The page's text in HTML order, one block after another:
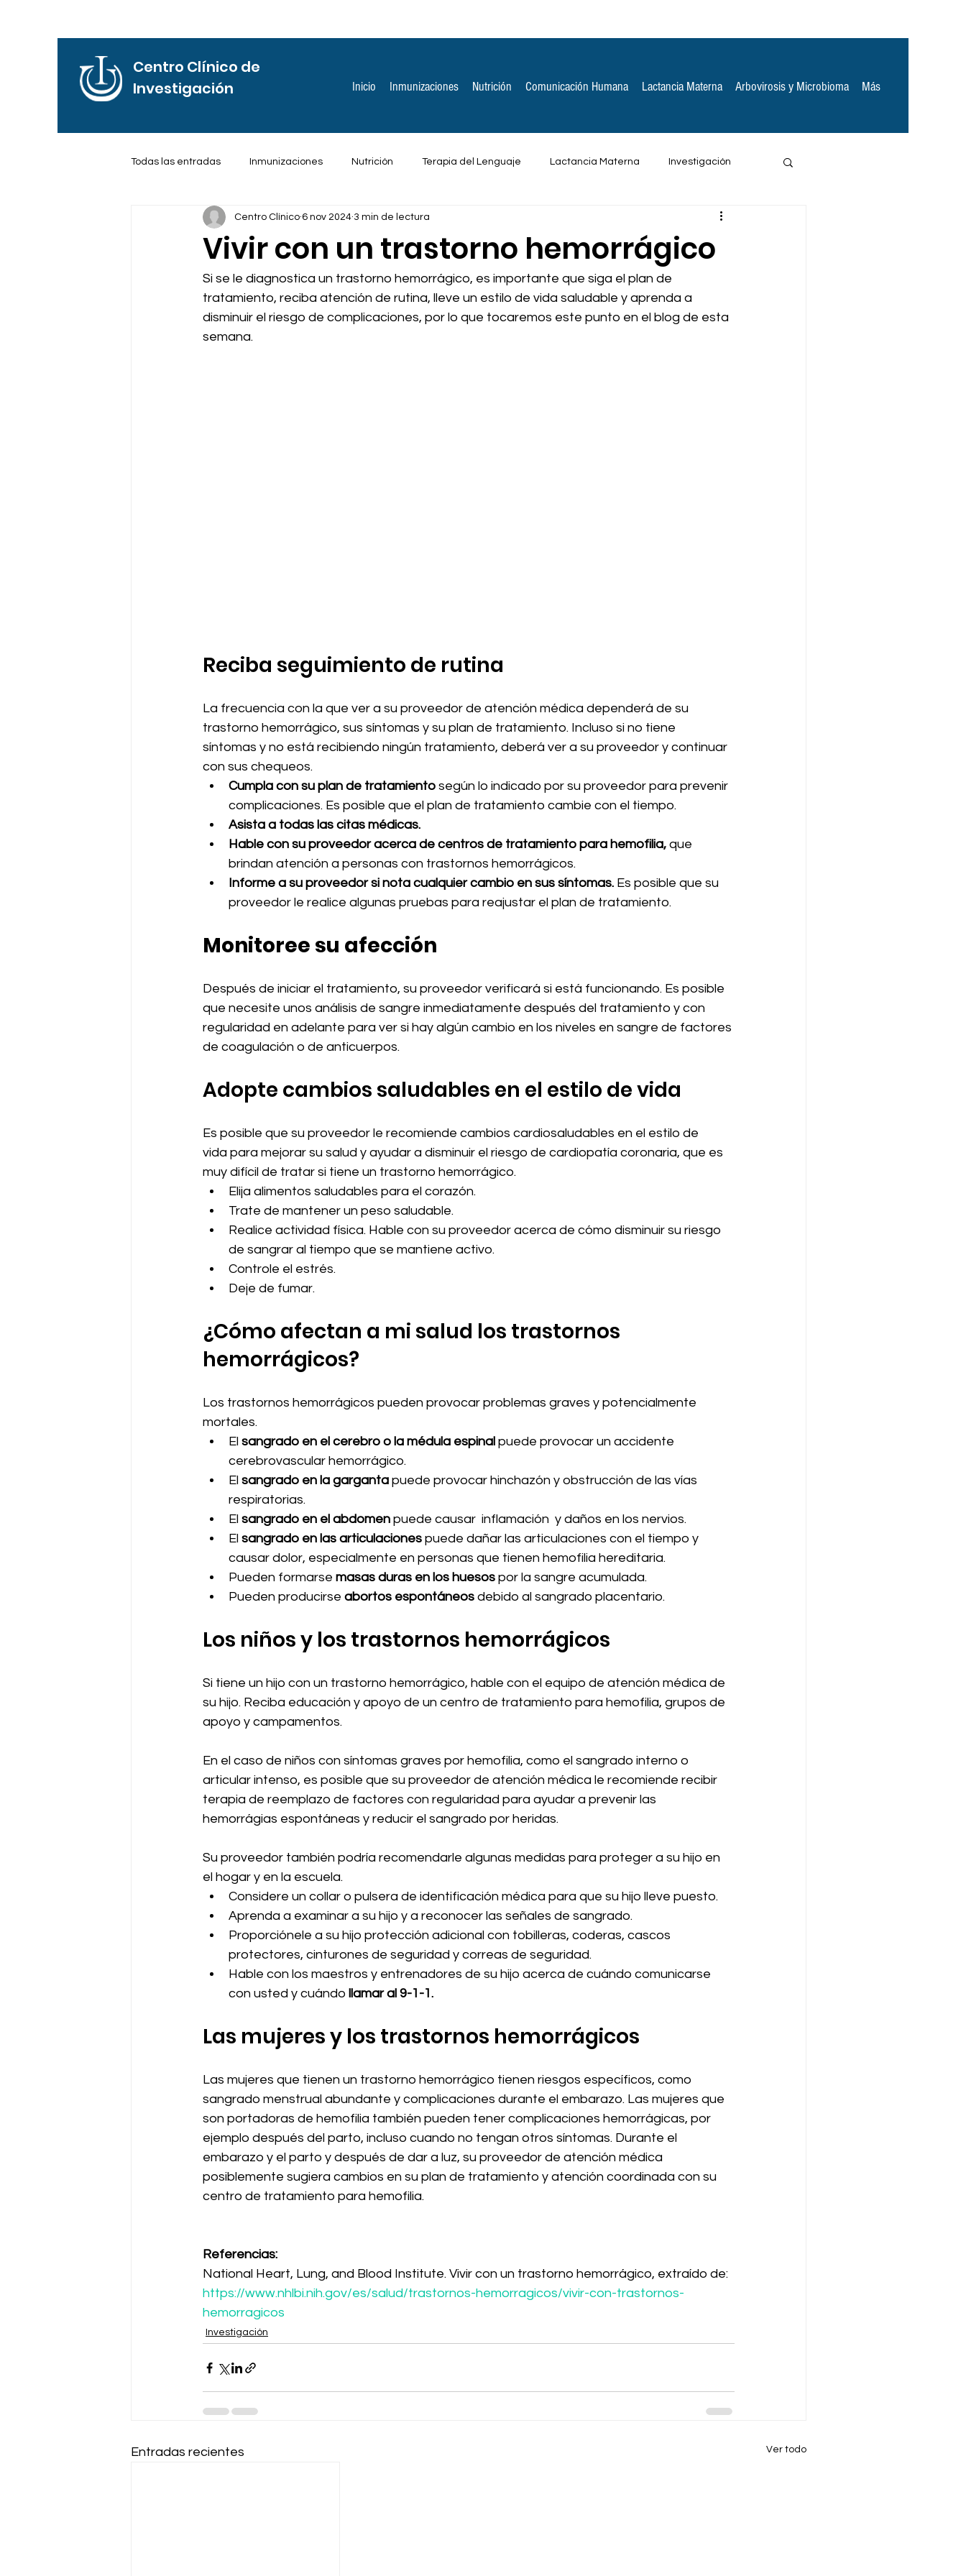
Centro Clínico de
Investigación
Inicio Inmunizaciones Nutrición Comunicación Humana Lactancia Materna Arbovirosis y Microbioma Más
Todas las entradas Inmunizaciones Nutrición Terapia del Lenguaje Lactancia Materna Investigación
Frases de Motivación Reflexiones Espirituales Otros
Vivir con un trastorno hemorrágico
Centro Clínico 6 nov 2024 3 min de lectura
Si se le diagnostica un trastorno hemorrágico, es importante que siga el plan de
tratamiento, reciba atención de rutina, lleve un estilo de vida saludable y aprenda a
disminuir el riesgo de complicaciones, por lo que tocaremos este punto en el blog de esta
semana.
Reciba seguimiento de rutina
La frecuencia con la que ver a su proveedor de atención médica dependerá de su
trastorno hemorrágico, sus síntomas y su plan de tratamiento. Incluso si no tiene
síntomas y no está recibiendo ningún tratamiento, deberá ver a su proveedor y continuar
con sus chequeos.
Cumpla con su plan de tratamiento según lo indicado por su proveedor para prevenir
complicaciones. Es posible que el plan de tratamiento cambie con el tiempo.
Asista a todas las citas médicas.
Hable con su proveedor acerca de centros de tratamiento para hemofilia, que
brindan atención a personas con trastornos hemorrágicos.
Informe a su proveedor si nota cualquier cambio en sus síntomas. Es posible que su
proveedor le realice algunas pruebas para reajustar el plan de tratamiento.
Monitoree su afección
Después de iniciar el tratamiento, su proveedor verificará si está funcionando. Es posible
que necesite unos análisis de sangre inmediatamente después del tratamiento y con
regularidad en adelante para ver si hay algún cambio en los niveles en sangre de factores
de coagulación o de anticuerpos.
Adopte cambios saludables en el estilo de vida
Es posible que su proveedor le recomiende cambios cardiosaludables en el estilo de
vida para mejorar su salud y ayudar a disminuir el riesgo de cardiopatía coronaria, que es
muy difícil de tratar si tiene un trastorno hemorrágico.
Elija alimentos saludables para el corazón.
Trate de mantener un peso saludable.
Realice actividad física. Hable con su proveedor acerca de cómo disminuir su riesgo
de sangrar al tiempo que se mantiene activo.
Controle el estrés.
Deje de fumar.
¿Cómo afectan a mi salud los trastornos
hemorrágicos?
Los trastornos hemorrágicos pueden provocar problemas graves y potencialmente
mortales.
El sangrado en el cerebro o la médula espinal puede provocar un accidente
cerebrovascular hemorrágico.
El sangrado en la garganta puede provocar hinchazón y obstrucción de las vías
respiratorias.
El sangrado en el abdomen puede causar  inflamación  y daños en los nervios.
El sangrado en las articulaciones puede dañar las articulaciones con el tiempo y
causar dolor, especialmente en personas que tienen hemofilia hereditaria.
Pueden formarse masas duras en los huesos por la sangre acumulada.
Pueden producirse abortos espontáneos debido al sangrado placentario.
Los niños y los trastornos hemorrágicos
Si tiene un hijo con un trastorno hemorrágico, hable con el equipo de atención médica de
su hijo. Reciba educación y apoyo de un centro de tratamiento para hemofilia, grupos de
apoyo y campamentos.
En el caso de niños con síntomas graves por hemofilia, como el sangrado interno o
articular intenso, es posible que su proveedor de atención médica le recomiende recibir
terapia de reemplazo de factores con regularidad para ayudar a prevenir las
hemorrágias espontáneas y reducir el sangrado por heridas.
Su proveedor también podría recomendarle algunas medidas para proteger a su hijo en
el hogar y en la escuela.
Considere un collar o pulsera de identificación médica para que su hijo lleve puesto.
Aprenda a examinar a su hijo y a reconocer las señales de sangrado.
Proporciónele a su hijo protección adicional con tobilleras, coderas, cascos
protectores, cinturones de seguridad y correas de seguridad.
Hable con los maestros y entrenadores de su hijo acerca de cuándo comunicarse
con usted y cuándo llamar al 9-1-1.
Las mujeres y los trastornos hemorrágicos
Las mujeres que tienen un trastorno hemorrágico tienen riesgos específicos, como
sangrado menstrual abundante y complicaciones durante el embarazo. Las mujeres que
son portadoras de hemofilia también pueden tener complicaciones hemorrágicas, por
ejemplo después del parto, incluso cuando no tengan otros síntomas. Durante el
embarazo y el parto y después de dar a luz, su proveedor de atención médica
posiblemente sugiera cambios en su plan de tratamiento y atención coordinada con su
centro de tratamiento para hemofilia.
Referencias:
National Heart, Lung, and Blood Institute. Vivir con un trastorno hemorrágico, extraído de:
https://www.nhlbi.nih.gov/es/salud/trastornos-hemorragicos/vivir-con-trastornos-
hemorragicos
Investigación
Entradas recientes Ver todo